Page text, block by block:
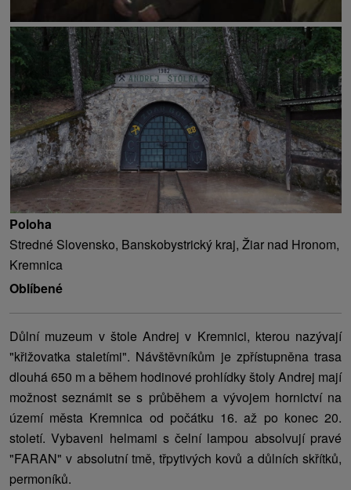
Poloha
Stredné Slovensko, Banskobystrický kraj, Žiar nad Hronom,
Kremnica
Oblíbené
Důlní muzeum v štole Andrej v Kremnici, kterou nazývají
"křižovatka staletími". Návštěvníkům je zpřístupněna trasa
dlouhá 650 m a během hodinové prohlídky štoly Andrej mají
možnost seznámit se s průběhem a vývojem hornictví na
území města Kremnica od počátku 16. až po konec 20.
století. Vybaveni helmami s čelní lampou absolvují pravé
"FARAN" v absolutní tmě, třpytivých kovů a důlních skřítků,
permoníků.